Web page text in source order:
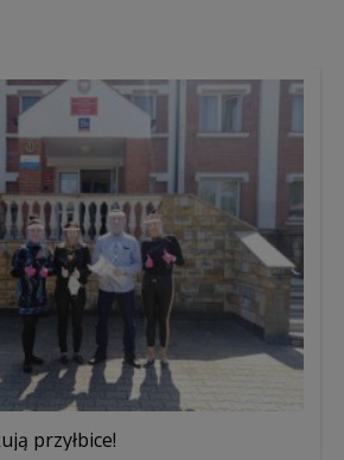
przyłbice!